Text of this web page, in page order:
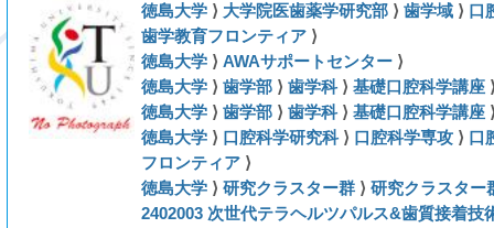
徳島大学⟩ 大学院医歯薬学研究部⟩ 歯学域⟩ 口
歯学教育フロンティア⟩
徳島大学⟩ AWAサポートセンター⟩
徳島大学⟩ 歯学部⟩ 歯学科⟩ 基礎口腔科学講座
徳島大学⟩ 歯学部⟩ 歯学科⟩ 基礎口腔科学講座
徳島大学⟩ 口腔科学研究科⟩ 口腔科学専攻⟩ 口
フロンティア⟩
徳島大学⟩ 研究クラスター群⟩ 研究クラスター
2402003 次世代テラヘルツパルス&歯質接着技